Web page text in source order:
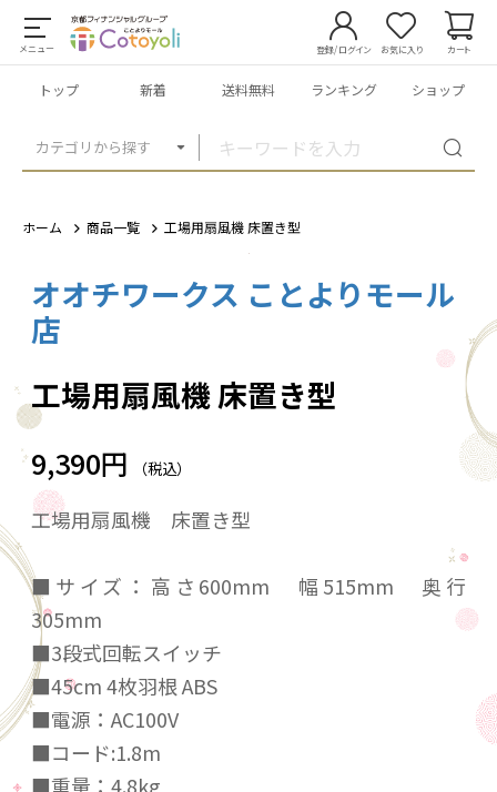
メニュー
カテゴリから探す
登録/ログイン お気に入り カート
トップ 新着 送料無料 ランキング ショップ
ホーム 商品一覧 工場用扇風機 床置き型
1
オオチワークス ことよりモール
店
工場用扇風機 床置き型
9,390円 （税込）
工場用扇風機 床置き型
■サイズ：高さ600mm 幅515mm 奥行
305mm
■3段式回転スイッチ
■45cm 4枚羽根 ABS
■電源：AC100V
■コード:1.8m
■重量：4.8kg